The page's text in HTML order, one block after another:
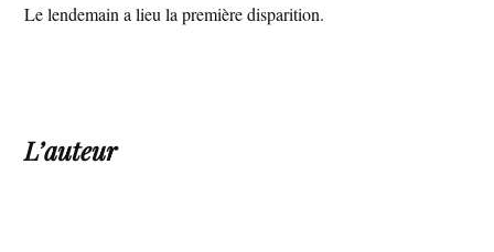
Le lendemain a lieu la première disparition.
L’auteur